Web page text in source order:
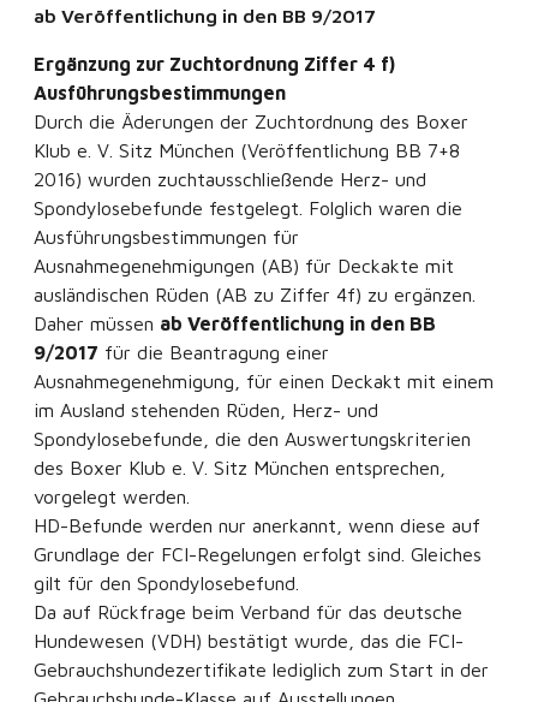
ab Veröffentlichung in den BB 9/2017
Ergänzung zur Zuchtordnung Ziffer 4 f)
Ausführungsbestimmungen
Durch die Äderungen der Zuchtordnung des Boxer
Klub e. V. Sitz München (Veröffentlichung BB 7+8
2016) wurden zuchtausschließende Herz- und
Spondylosebefunde festgelegt. Folglich waren die
Ausführungsbestimmungen für
Ausnahmegenehmigungen (AB) für Deckakte mit
ausländischen Rüden (AB zu Ziffer 4f) zu ergänzen.
Daher müssen ab Veröffentlichung in den BB
9/2017 für die Beantragung einer
Ausnahmegenehmigung, für einen Deckakt mit einem
im Ausland stehenden Rüden, Herz- und
Spondylosebefunde, die den Auswertungskriterien
des Boxer Klub e. V. Sitz München entsprechen,
vorgelegt werden.
HD-Befunde werden nur anerkannt, wenn diese auf
Grundlage der FCI-Regelungen erfolgt sind. Gleiches
gilt für den Spondylosebefund.
Da auf Rückfrage beim Verband für das deutsche
Hundewesen (VDH) bestätigt wurde, das die FCI-
Gebrauchshundezertifikate lediglich zum Start in der